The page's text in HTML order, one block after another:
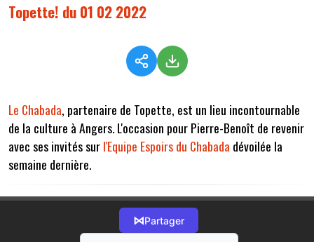
Topette! du 01 02 2022
Le Chabada, partenaire de Topette, est un lieu incontournable
de la culture à Angers. L'occasion pour Pierre-Benoît de revenir
avec ses invités surl'Equipe Espoirs du Chabada dévoilée la
semaine dernière.
⋈Partager